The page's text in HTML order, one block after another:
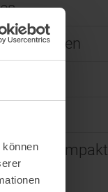
und Medien
kompakt